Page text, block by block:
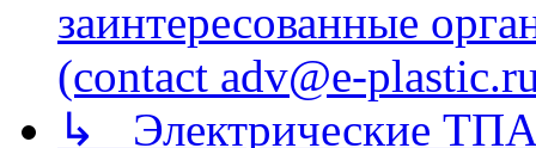
заинтересованные
(contact adv@e-
↳ Электрические